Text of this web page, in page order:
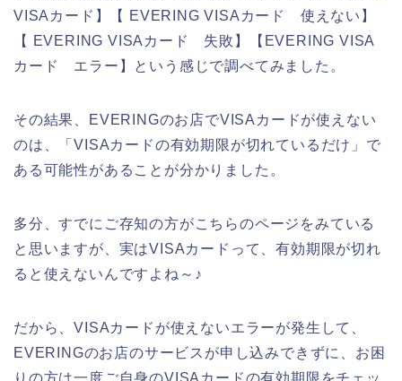
VISAカード】【 EVERING VISAカード 使えない】
【 EVERING VISAカード 失敗】【EVERING VISA
カード エラー】という感じで調べてみました。
その結果、EVERINGのお店でVISAカードが使えない
のは、「VISAカードの有効期限が切れているだけ」で
ある可能性があることが分かりました。
多分、すでにご存知の方がこちらのページをみている
と思いますが、実はVISAカードって、有効期限が切れ
ると使えないんですよね～♪
だから、VISAカードが使えないエラーが発生して、
EVERINGのお店のサービスが申し込みできずに、お困